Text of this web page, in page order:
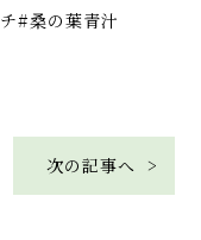
#桑の葉青汁
次の記事へ >